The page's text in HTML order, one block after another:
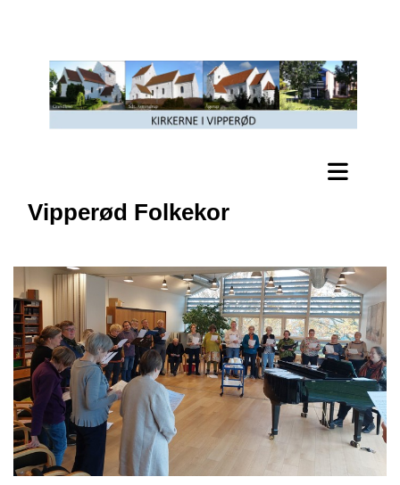
Vipperød Folkekor